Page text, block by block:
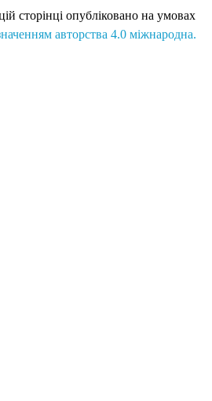
сторінці опубліковано на умовах
авторства 4.0 міжнародна.